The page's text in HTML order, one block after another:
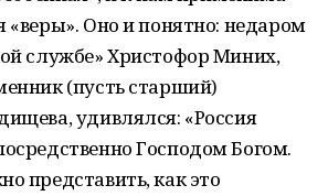
«веры». Оно и понятно: недаром
службе» Христофор Миних,
(пусть старший)
удивлялся: «Россия
Господом Богом.
представить, как это